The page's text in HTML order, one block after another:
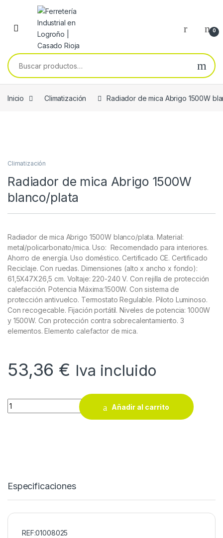
Skip to navigation
Skip to content
0
Buscar por:
Inicio Climatización Radiador de mica Abrigo 1500W
Climatización
Radiador de mica Abrigo 1500W
blanco/plata
Radiador de mica Abrigo 1500W blanco/plata. Material:
metal/policarbonato/mica. Uso: Recomendado para interiores.
Ahorro de energía. Uso doméstico. Certificado CE. Certificado
Reciclaje. Con ruedas. Dimensiones (alto x ancho x fondo):
61,5X47X26,5 cm. Voltaje: 220-240 V. Con rejilla de protección
calefacción. Potencia Máxima:1500W. Con sistema de
protección antivuelco. Termostato Regulable. Piloto Luminoso.
Con recogecable. Fijación portátil. Niveles de potencia: 1000W
y 1500W. Con protección contra sobrecalentamiento. 3
elementos. Elemento calefactor de mica.
53,36 € Iva incluido
Radiador de mica Abrigo 1500W blanco/plata quantity
Añadir al carrito
Especificaciones
REF:01008025